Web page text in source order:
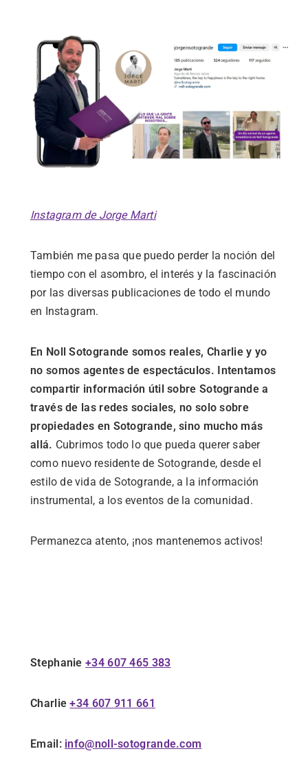
Instagram de Jorge Marti
También me pasa que puedo perder la noción del
tiempo con el asombro, el interés y la fascinación
por las diversas publicaciones de todo el mundo
en Instagram.
En Noll Sotogrande somos reales, Charlie y yo
no somos agentes de espectáculos. Intentamos
compartir información útil sobre Sotogrande a
través de las redes sociales, no solo sobre
propiedades en Sotogrande, sino mucho más
allá. Cubrimos todo lo que pueda querer saber
como nuevo residente de Sotogrande, desde el
estilo de vida de Sotogrande, a la información
instrumental, a los eventos de la comunidad.
Permanezca atento, ¡nos mantenemos activos!
Stephanie+34 607 465 383
Charlie+34 607 911 661
Email: info@noll-sotogrande.com